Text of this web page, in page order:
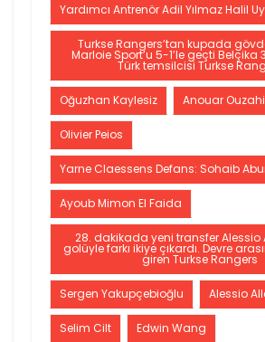
Yardımcı Antrenör Adil Yılmaz Halil
Turkse Rangers’tan kupada
Marloie Sport’u 5-1’le geçti Belçika
Türk temsilcisi Turkse
Oğuzhan Kaylesiz Anouar
Olivier Peios
Yarne Claessens Defans: Sohaib
Ayoub Mimon El Faida
28. dakikada yeni transfer Alessio
golüyle farkı ikiye çıkardı. Devre
giren Turkse Rangers
Sergen Yakupçebioğlu Alessio
Selim Cilt Edwin Wang